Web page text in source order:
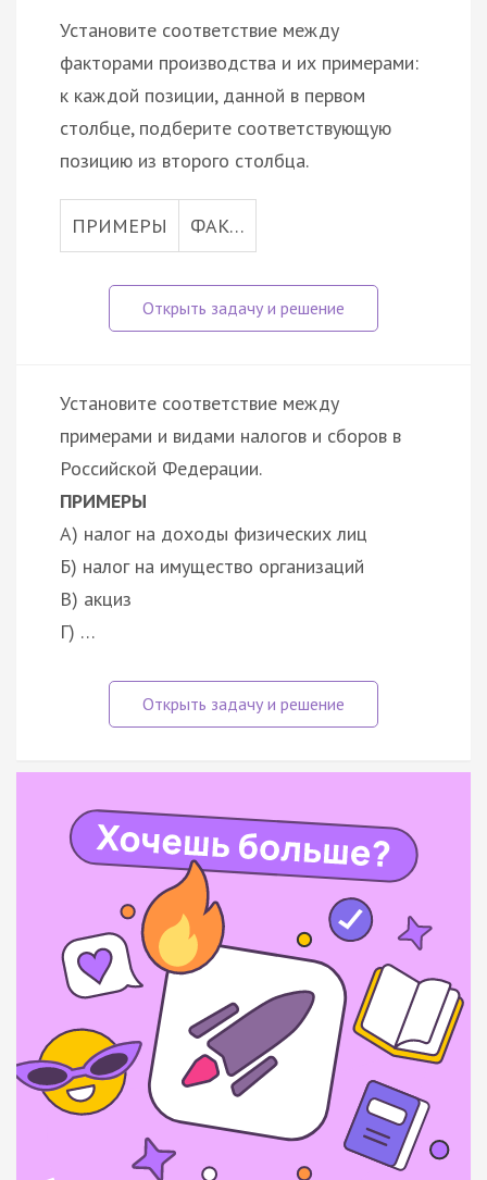
Установите соответствие между
факторами производства и их примерами:
к каждой позиции, данной в первом
столбце, подберите соответствующую
позицию из второго столбца.
ПРИМЕРЫ ФАК…
Установите соответствие между
примерами и видами налогов и сборов в
Российской Федерации.
ПРИМЕРЫ
А) налог на доходы физических лиц
Б) налог на имущество организаций
В) акциз
Г) …